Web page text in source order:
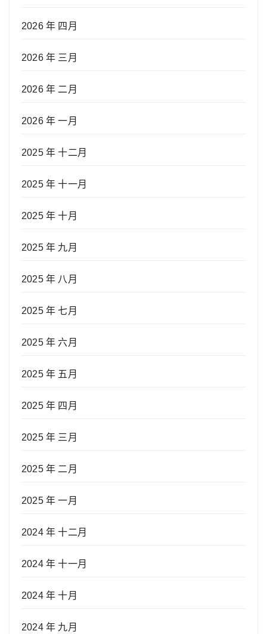
2026 年 四月
2026 年 三月
2026 年 二月
2026 年 一月
2025 年 十二月
2025 年 十一月
2025 年 十月
2025 年 九月
2025 年 八月
2025 年 七月
2025 年 六月
2025 年 五月
2025 年 四月
2025 年 三月
2025 年 二月
2025 年 一月
2024 年 十二月
2024 年 十一月
2024 年 十月
2024 年 九月